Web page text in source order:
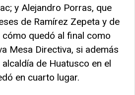
y Alejandro Porras, que
de Ramírez Zepeta y de
quedó al final como
Mesa Directiva, si además
de Huatusco en el
en cuarto lugar.